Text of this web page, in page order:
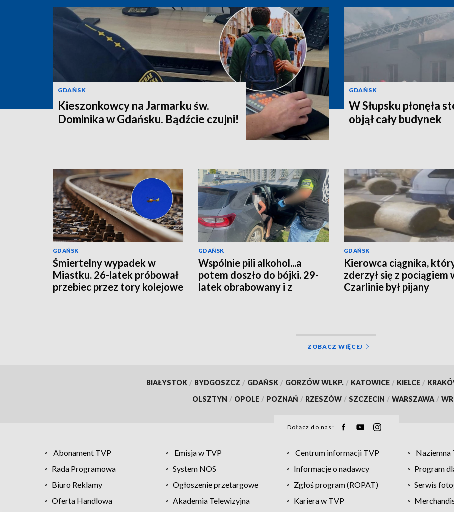
GDAŃSK
Kieszonkowcy na Jarmarku św.
Dominika w Gdańsku. Bądźcie czujni!
GDAŃSK
W Słupsku płonęła
objął cały budynek
GDAŃSK
Śmiertelny wypadek w
Miastku. 26-latek próbował
przebiec przez tory kolejowe
GDAŃSK
Wspólnie pili alkohol...a
potem doszło do bójki. 29-
latek obrabowany i z
GDAŃSK
Kierowca ciągnika,
zderzył się z pociągiem
Czarlinie był pijany
ZOBACZ WIĘCEJ
BIAŁYSTOK / BYDGOSZCZ / GDAŃSK / GORZÓW WLKP. / KATOWICE / KIELCE /
OLSZTYN / OPOLE / POZNAŃ / RZESZÓW / SZCZECIN / WARSZAWA /
Dołącz do nas:
Abonament TVP Emisja w TVP Centrum informacji TVP Naziemna
Rada Programowa
System NOS Informacje o nadawcy
Program
Biuro Reklamy
Ogłoszenie przetargowe Zgłoś program (ROPAT)
Serwis
Oferta Handlowa
Akademia Telewizyjna Kariera w TVP